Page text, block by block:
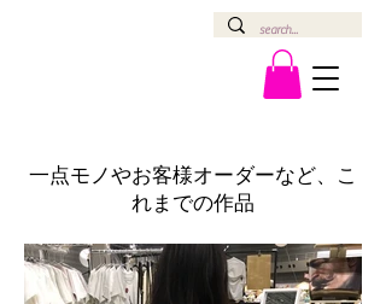
一点モノやお客様オーダーなど、こ
れまでの作品